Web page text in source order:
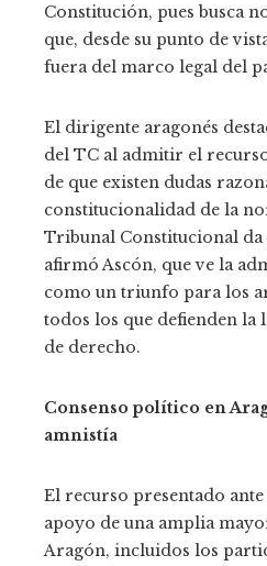
Constitución, pues busca
que, desde su punto de
fuera del marco legal del
El dirigente aragonés
del TC al admitir el
de que existen dudas
constitucionalidad de la
Tribunal Constitucional da
afirmó Ascón, que ve la
como un triunfo para los
todos los que defienden la
de derecho.
Consenso político en
amnistía
El recurso presentado
apoyo de una amplia
Aragón, incluidos los